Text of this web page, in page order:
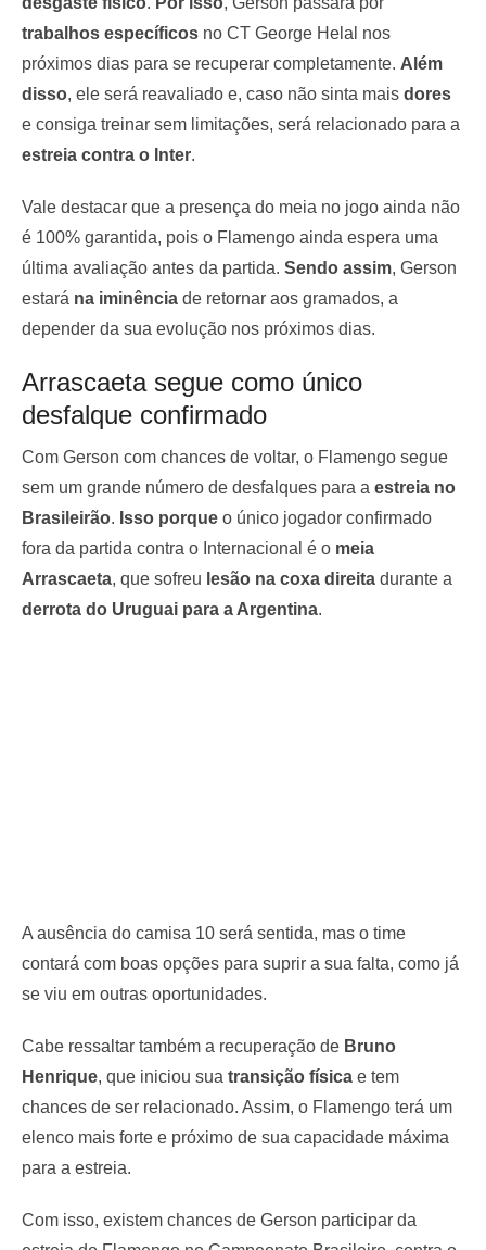
trabalhos específicos no CT George Helal nos
próximos dias para se recuperar completamente. Além
disso, ele será reavaliado e, caso não sinta mais dores
e consiga treinar sem limitações, será relacionado para a
estreia contra o Inter.
Vale destacar que a presença do meia no jogo ainda não
é 100% garantida, pois o Flamengo ainda espera uma
última avaliação antes da partida. Sendo assim, Gerson
estará na iminência de retornar aos gramados, a
depender da sua evolução nos próximos dias.
Arrascaeta segue como único
desfalque confirmado
Com Gerson com chances de voltar, o Flamengo segue
sem um grande número de desfalques para a estreia no
Brasileirão. Isso porque o único jogador confirmado
fora da partida contra o Internacional é o meia
Arrascaeta, que sofreu lesão na coxa direita durante a
derrota do Uruguai para a Argentina.
A ausência do camisa 10 será sentida, mas o time
contará com boas opções para suprir a sua falta, como já
se viu em outras oportunidades.
Cabe ressaltar também a recuperação de Bruno
Henrique, que iniciou sua transição física e tem
chances de ser relacionado. Assim, o Flamengo terá um
elenco mais forte e próximo de sua capacidade máxima
para a estreia.
Com isso, existem chances de Gerson participar da